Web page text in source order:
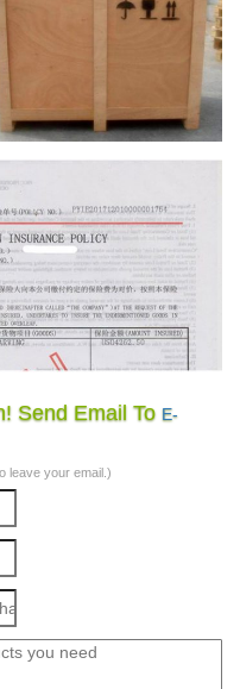
Send Email To E-
leave your email.)